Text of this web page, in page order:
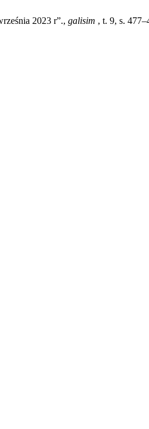
2023 r”., galisim , t. 9, s.